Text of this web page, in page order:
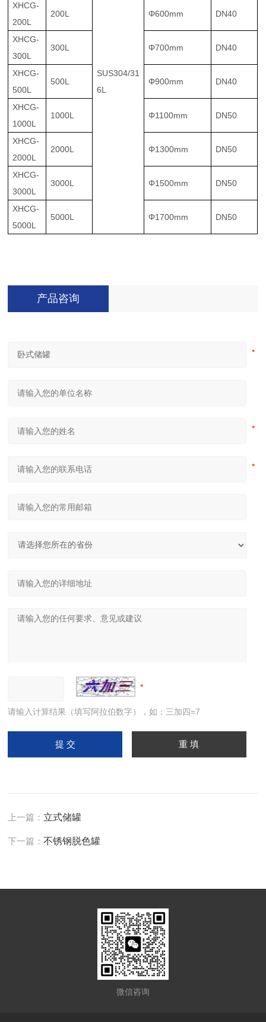
SUS304/31
6L
XHCG-
200L
200L Φ600mm DN40
XHCG-
300L
300L Φ700mm DN40
XHCG-
500L
500L Φ900mm DN40
XHCG-
1000L
1000L Φ1100mm DN50
XHCG-
2000L
2000L Φ1300mm DN50
XHCG-
3000L
3000L Φ1500mm DN50
XHCG-
5000L
5000L Φ1700mm DN50
产品咨询
请输入计算结果（填写阿拉伯数字），如：三加四=7
上一篇： 立式储罐
下一篇：不锈钢脱色罐
微信咨询